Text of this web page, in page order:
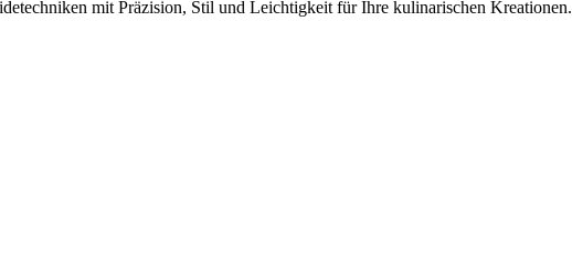
mit Präzision, Stil und Leichtigkeit für Ihre kulinarischen Kreationen.